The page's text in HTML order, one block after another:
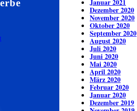
Januar 2021
Dezember 2020
November 2020
Oktober 2020
September 2020
August 2020
Juli 2020
Juni 2020
Mai 2020
April 2020
März 2020
Februar 2020
Januar 2020
Dezember 2019